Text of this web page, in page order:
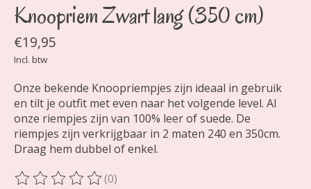
Knoopriem Zwart lang (350 cm)
€19,95
Incl. btw
Onze bekende Knoopriempjes zijn ideaal in gebruik
en tilt je outfit met even naar het volgende level. Al
onze riempjes zijn van 100% leer of suede. De
riempjes zijn verkrijgbaar in 2 maten 240 en 350cm.
Draag hem dubbel of enkel.
De beoordeling van dit product is
(0)